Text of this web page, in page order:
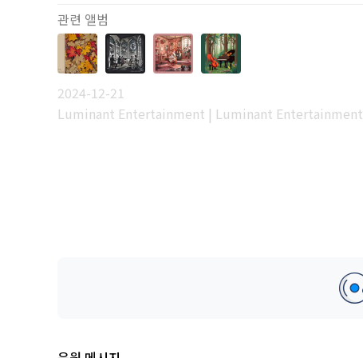
관련 앨범
2024-12-21
Luminant Entertainment | Luminant Entertainment